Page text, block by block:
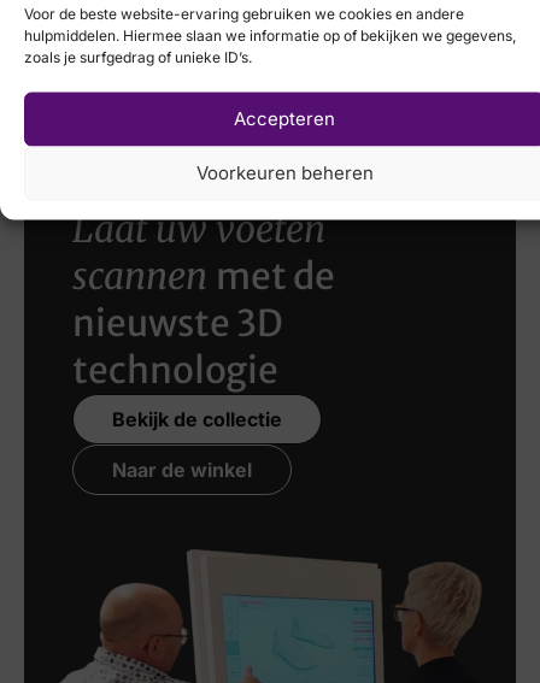
Voor de beste website-ervaring gebruiken we cookies en andere
hulpmiddelen. Hiermee slaan we informatie op of bekijken we gegevens,
zoals je surfgedrag of unieke ID’s.
Accepteren
Voorkeuren beheren
Panna
Remonte
Laat uw voeten
scannen met de
nieuwste 3D
technologie
Bekijk de collectie
Naar de winkel